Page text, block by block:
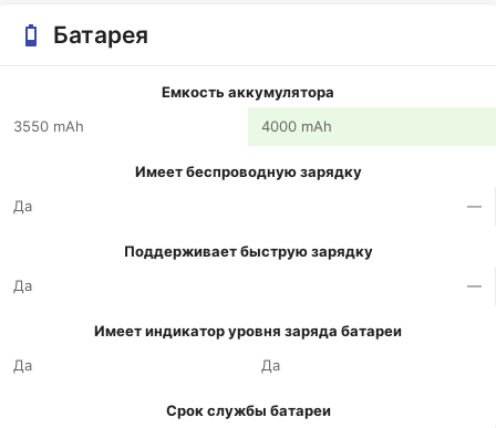
Батарея
Емкость аккумулятора
3550 mAh
4000 mAh
Имеет беспроводную зарядку
Да
—
Поддерживает быструю зарядку
Да
—
Имеет индикатор уровня заряда батареи
Да
Да
Срок службы батареи